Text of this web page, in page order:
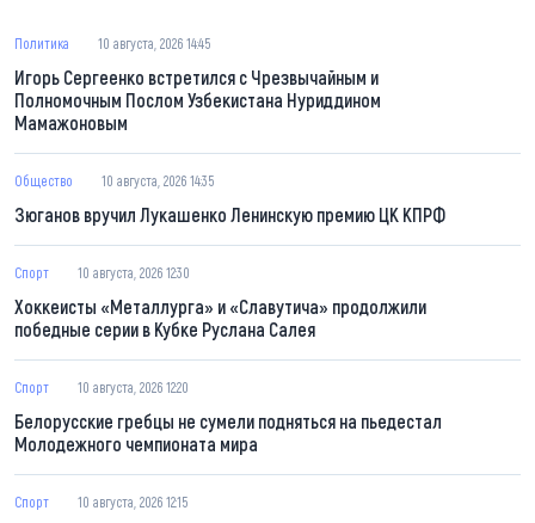
Политика 10 августа, 2026 14:45
Игорь Сергеенко встретился с Чрезвычайным и
Полномочным Послом Узбекистана Нуриддином
Мамажоновым
Общество 10 августа, 2026 14:35
Зюганов вручил Лукашенко Ленинскую премию ЦК КПРФ
Спорт 10 августа, 2026 12:30
Хоккеисты «Металлурга» и «Славутича» продолжили
победные серии в Кубке Руслана Салея
Спорт 10 августа, 2026 12:20
Белорусские гребцы не сумели подняться на пьедестал
Молодежного чемпионата мира
Спорт 10 августа, 2026 12:15